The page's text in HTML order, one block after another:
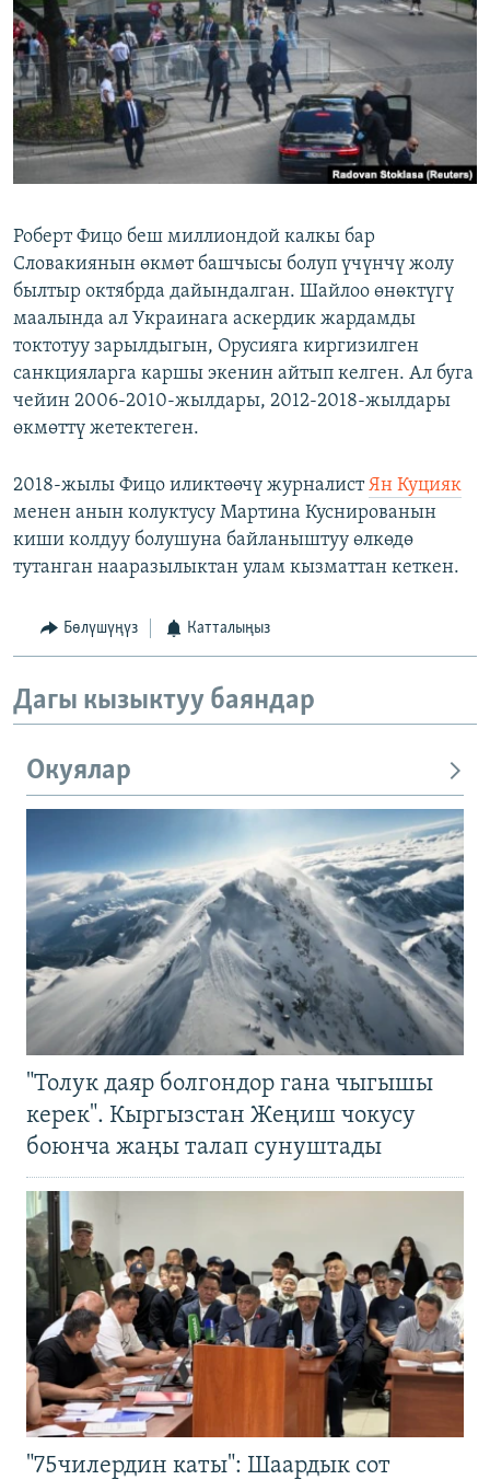
Роберт Фицо беш миллиондой калкы бар
Словакиянын өкмөт башчысы болуп үчүнчү жолу
былтыр октябрда дайындалган. Шайлоо өнөктүгү
маалында ал Украинага аскердик жардамды
токтотуу зарылдыгын, Орусияга киргизилген
санкцияларга каршы экенин айтып келген. Ал буга
чейин 2006-2010-жылдары, 2012-2018-жылдары
өкмөттү жетектеген.
2018-жылы Фицо иликтөөчү журналистЯн Куцияк
менен анын колуктусу Мартина Куснированын
киши колдуу болушуна байланыштуу өлкөдө
тутанган нааразылыктан улам кызматтан кеткен.
Бөлүшүңүз Катталыңыз
Дагы кызыктуу баяндар
Окуялар
"Толук даяр болгондор гана чыгышы
керек". Кыргызстан Жеңиш чокусу
боюнча жаңы талап сунуштады
"75чилердин каты": Шаардык сот